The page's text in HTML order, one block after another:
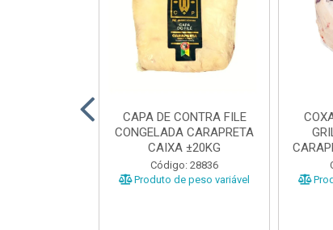
CAPA DE CONTRA FILE
CONGELADA CARAPRETA
CAIXA ±20KG
Código: 28836
Produto de peso variável